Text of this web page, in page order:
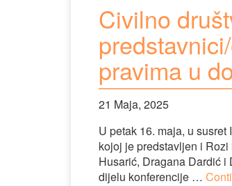
Civilno
pravima u
21 Maja, 2025
U petak 16. maja, u
kojoj je predstavljen i
Husarić, Dragana Dardić
dijelu konferencije …